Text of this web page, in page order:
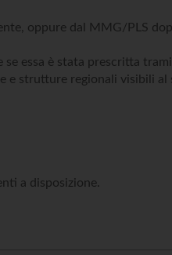
oppure dal MMG/PLS
se essa è stata prescritta
e strutture regionali visibili al
a disposizione.